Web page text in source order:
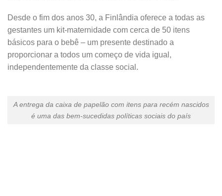
Desde o fim dos anos 30, a Finlândia oferece a todas as
gestantes um kit-maternidade com cerca de 50 itens
básicos para o bebê – um presente destinado a
proporcionar a todos um começo de vida igual,
independentemente da classe social.
A entrega da caixa de papelão com itens para recém nascidos
é uma das bem-sucedidas políticas sociais do país